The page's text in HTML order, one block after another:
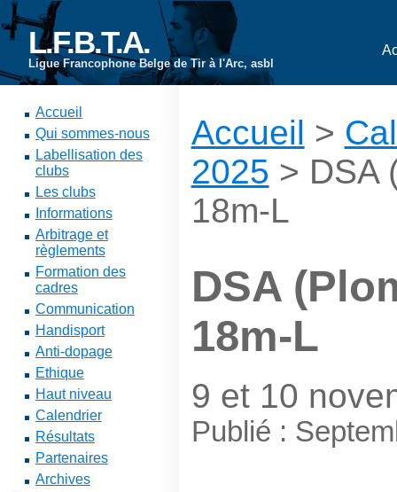
L.F.B.T.A.
Ligue Francophone Belge de Tir à l'Arc, asbl
Accueil
Qui sommes-nous
Labellisation des
clubs
Les clubs
Informations
Arbitrage et
règlements
Formation des
cadres
Communication
Handisport
Anti-dopage
Ethique
Haut niveau
Calendrier
Résultats
Partenaires
Archives
Accueil >
2025 > DSA
18m-L
DSA
18m-L
9 et 10
Publié :